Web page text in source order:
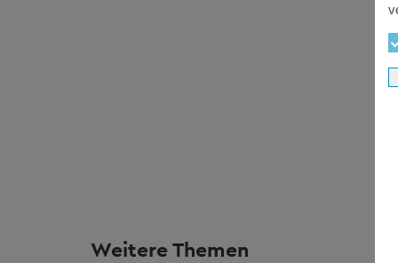
Weitere Themen